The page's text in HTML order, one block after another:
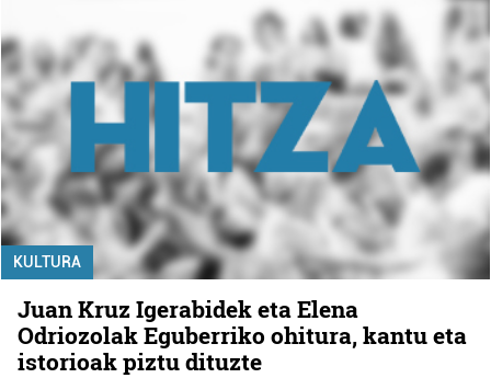
KULTURA
Juan Kruz Igerabidek eta Elena
Odriozolak Eguberriko ohitura, kantu eta
istorioak piztu dituzte